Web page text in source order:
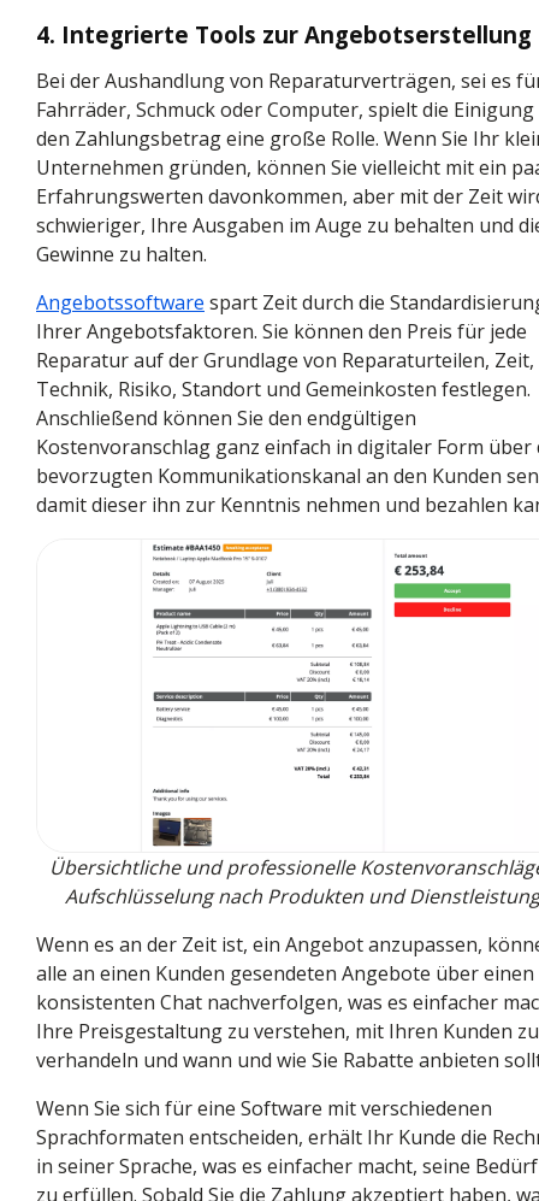
4. Integrierte Tools zur Angebotserstellung
Bei der Aushandlung von Reparaturverträgen, sei es
Fahrräder, Schmuck oder Computer, spielt die
den Zahlungsbetrag eine große Rolle. Wenn Sie Ihr
Unternehmen gründen, können Sie vielleicht mit ein
Erfahrungswerten davonkommen, aber mit der Zeit
schwieriger, Ihre Ausgaben im Auge zu behalten und
Gewinne zu halten.
Angebotssoftware spart Zeit durch die
Ihrer Angebotsfaktoren. Sie können den Preis für jede
Reparatur auf der Grundlage von Reparaturteilen, Zeit,
Technik, Risiko, Standort und Gemeinkosten festlegen.
Anschließend können Sie den endgültigen
Kostenvoranschlag ganz einfach in digitaler Form über
bevorzugten Kommunikationskanal an den Kunden
damit dieser ihn zur Kenntnis nehmen und bezahlen
Übersichtliche und professionelle
Aufschlüsselung nach Produkten und
Wenn es an der Zeit ist, ein Angebot anzupassen,
alle an einen Kunden gesendeten Angebote über einen
konsistenten Chat nachverfolgen, was es einfacher
Ihre Preisgestaltung zu verstehen, mit Ihren Kunden zu
verhandeln und wann und wie Sie Rabatte anbieten
Wenn Sie sich für eine Software mit verschiedenen
Sprachformaten entscheiden, erhält Ihr Kunde die
in seiner Sprache, was es einfacher macht, seine
zu erfüllen. Sobald Sie die Zahlung akzeptiert haben,